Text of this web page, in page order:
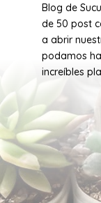
Blog de
de 50 post
a abrir
podamos
increíbles